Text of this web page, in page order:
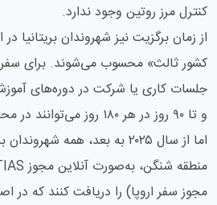
کنترل مرز روتین وجود ندارد.
از زمان برگزیت نیز شهروندان بریتانیا
کشور ثالث» محسوب می‌شوند. برای
جلسات کاری یا شرکت در دوره‌های
و تا ۹۰ روز در هر ۱۸۰ روز می‌توانند در محدوده شنگن بمانند.
اما از سال ۲۰۲۵ به بعد، همه
مجوز سفر اروپا) را دریافت کنند که در